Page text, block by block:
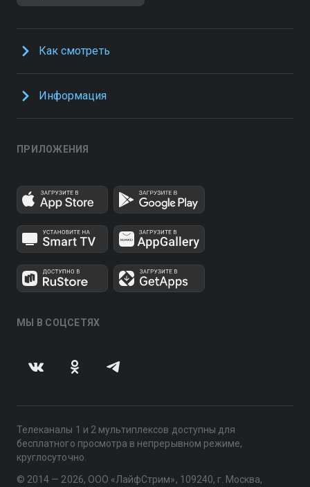
Как смотреть
Информация
ПРИЛОЖЕНИЯ
МЫ В СОЦСЕТЯХ
Телеканалы 1 и 2 мультиплексов доступны для
бесплатного просмотра в непрерывном режиме,
круглосуточно.
© 2014 — 2026, ООО «ЛайфСтрим», 109240, г. Москва,